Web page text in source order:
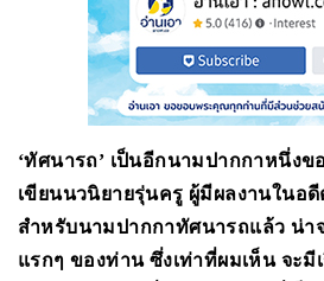
‘ทัศนารถ’ เป็นอีกนามปากกาหนึ่งข
เขียนนวนิยายรุ่นครู ผู้มีผลงานในอ
สำหรับนามปากกาทัศนารถแล้ว น่า
แรกๆ ของท่าน ซึ่งเท่าที่ผมเห็น จะมี